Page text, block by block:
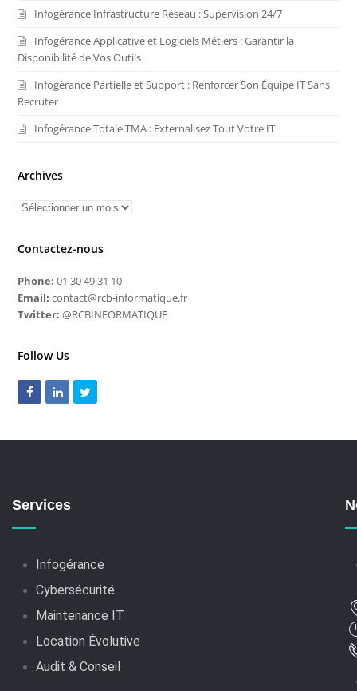
Infogérance Infrastructure Réseau : Supervision 24/7
Infogérance Applicative et Logiciels Métiers : Garantir la
Disponibilité de Vos Outils
Infogérance Partielle et Support : Renforcer Son Équipe IT Sans
Recruter
Infogérance Totale TMA : Externalisez Tout Votre IT
Archives
Contactez-nous
Phone: 01 30 49 31 10
Email: contact@rcb-informatique.fr
Twitter: @RCBINFORMATIQUE
Follow Us
Services
Infogérance
Cybersécurité
Maintenance IT
Location Évolutive
Audit & Conseil